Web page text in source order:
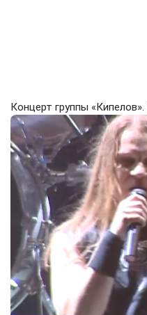
Концерт группы